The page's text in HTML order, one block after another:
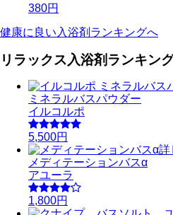
380円
健康に良い入浴剤ランキングへ
リラックス入浴剤ランキン
ミネラルバスパウダー
イルコルポ
5,500円
詳
メディテーションバスα
アユーラ
1,800円